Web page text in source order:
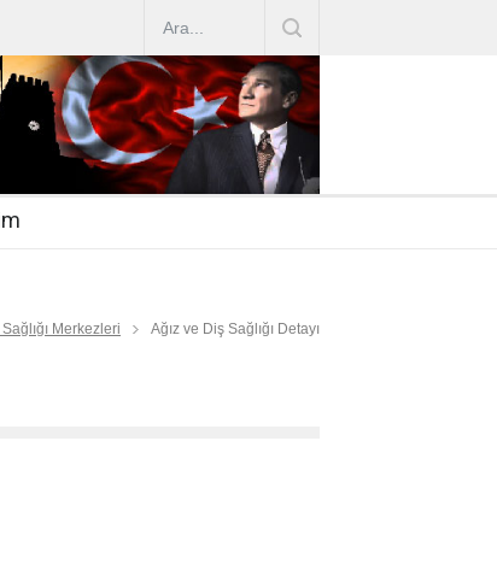
|2019-07-31
16 | 2019-07-31
Talep|2019-06-26
Merkezleri Ağız ve Diş Sağlığı Detayı